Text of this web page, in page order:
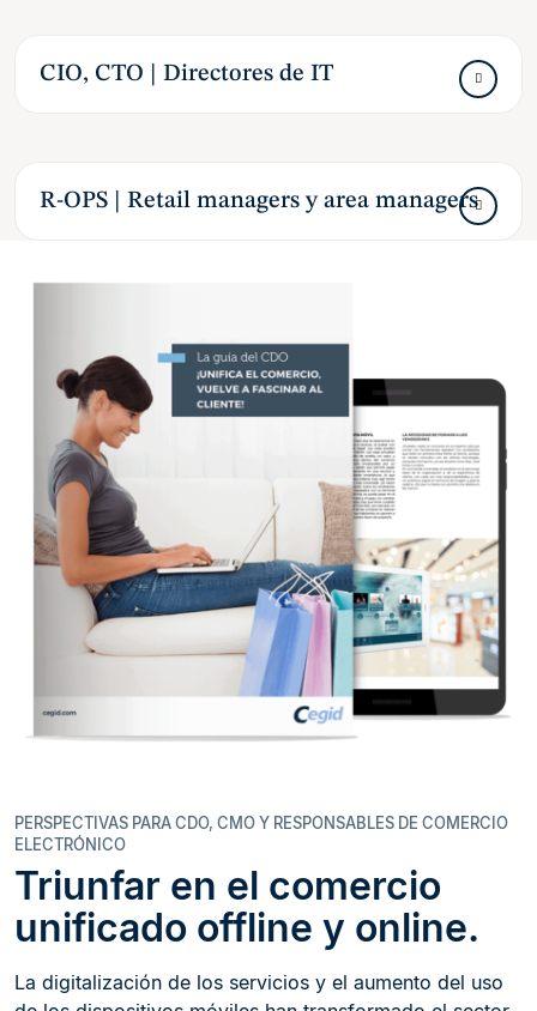
CIO, CTO | Directores de IT
R-OPS | Retail managers y area managers
PERSPECTIVAS PARA CDO, CMO Y RESPONSABLES DE COMERCIO
ELECTRÓNICO
Triunfar en el comercio
unificado offline y online.
La digitalización de los servicios y el aumento del uso